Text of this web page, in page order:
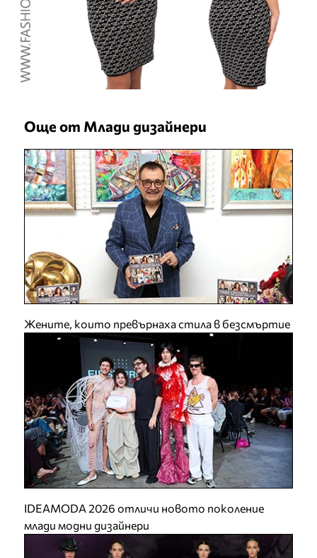
Още от Млади дизайнери
Жените, които превърнаха стила в безсмъртие
IDEAMODA 2026 отличи новото поколение
млади модни дизайнери